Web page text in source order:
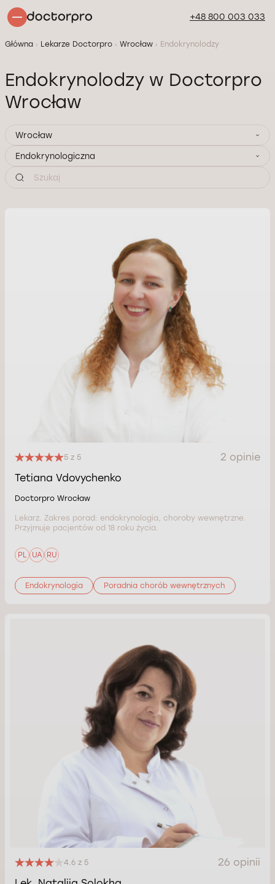
+48 800 003 033
Główna Lekarze Doctorpro Wrocław Endokrynolodzy
Endokrynolodzy w Doctorpro
Wrocław
Wrocław
Endokrynologiczna
5 z 5
2 opinie
Tetiana Vdovychenko
Doctorpro Wrocław
Lekarz. Zakres porad: endokrynologia, choroby wewnętrzne.
Przyjmuje pacjentów od 18 roku życia.
PL UA RU
Endokrynologia Poradnia chorób wewnętrznych
4.6 z 5
26 opinii